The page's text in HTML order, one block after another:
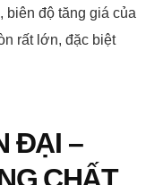
biên độ tăng giá của
rất lớn, đặc biệt
ĐẠI –